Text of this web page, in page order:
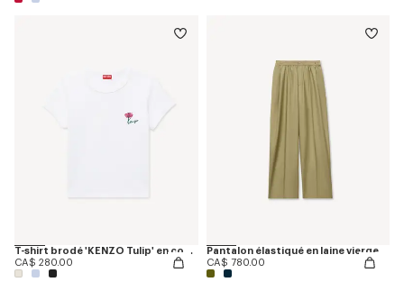
T-shirt brodé 'KENZO Tulip' en coton
CA$ 280.00
Pantalon élastiqué en laine vierge
CA$ 780.00